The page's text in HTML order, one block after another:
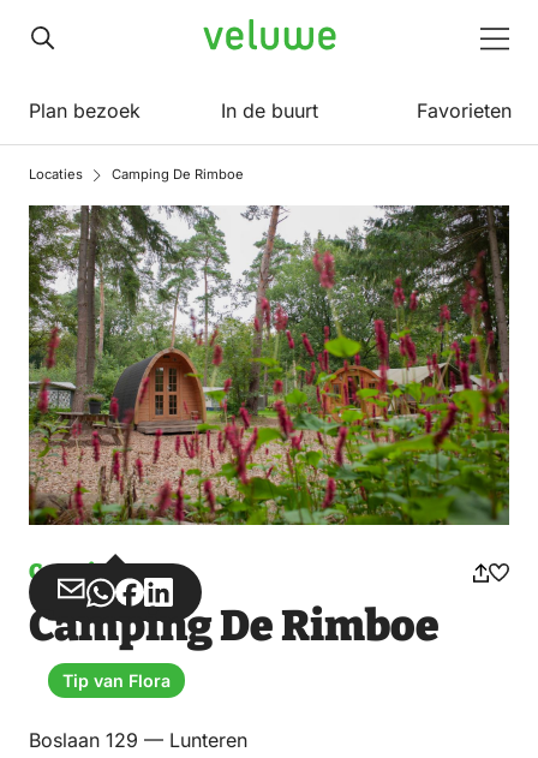
Veluwe
Plan bezoek In de buurt Favorieten
Locaties Camping De Rimboe
Camping
Deel
via
Email
Deel
via
WhatsApp
Deel
op
Facebook
Deel
op
LinkedIn
Camping De Rimboe
Tip van Flora
Boslaan 129 — Lunteren